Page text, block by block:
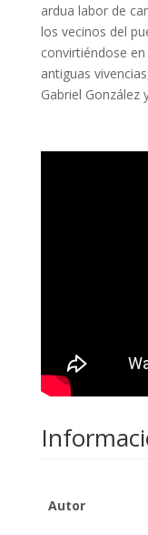
ardua labor de
los vecinos del
convirtiéndose
antiguas
Gabriel González
Autor